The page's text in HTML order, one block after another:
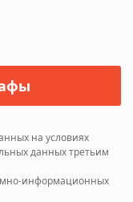
на условиях
данных третьим
информационных